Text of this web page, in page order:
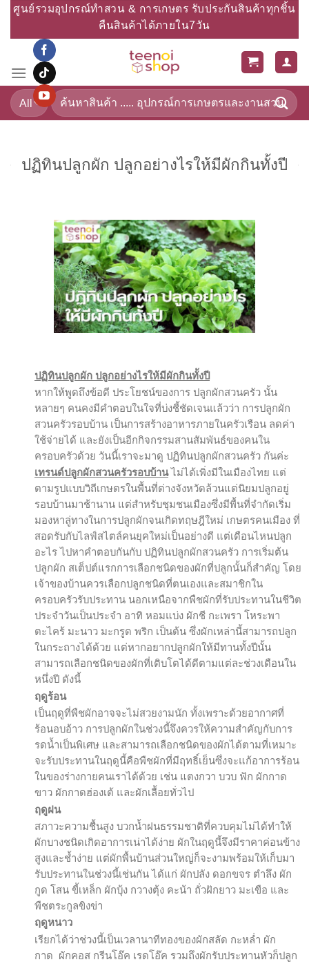
Skip
content
ศูนย์รวมอุปกรณ์ทำสวน & การเกษตร รับประกันสินค้าทุกชิ้น
คืนสินค้าได้ภายใน7วัน
ค้นหา:
ปฏิทินปลูกผัก ปลูกอย่างไรให้มีผักกินทั้งปี
ปฏิทินปลูกผัก ปลูกอย่างไรให้มีผักกินทั้งปี
หากให้พูดถึงข้อดี ประโยชน์ของการ ปลูกผักสวนครัว นั้น
หลายๆ คนคงมีคำตอบในใจที่บ่งชี้ชัดเจนแล้วว่า การปลูกผัก
สวนครัวรอบบ้าน เป็นการสร้างอาหารภายในครัวเรือน ลดค่า
ใช้จ่ายได้ และยังเป็นอีกกิจกรรมสานสัมพันธ์ของคนใน
ครอบครัวด้วย วันนี้เราจะมาดู ปฏิทินปลูกผักสวนครัว กันค่ะ
เทรนด์ปลูกผักสวนครัวรอบบ้านไม่ได้เพิ่งมีในเมืองไทย แต่
ตามรูปแบบวิถีเกษตรในพื้นที่ต่างจังหวัดล้วนแต่นิยมปลูกอยู่
รอบบ้านมาช้านาน แต่สำหรับชุมชนเมืองซึ่งมีพื้นที่จำกัดเริ่ม
มองหาลู่ทางในการปลูกผักจนเกิดทฤษฎีใหม่ เกษตรคนเมือง ที่
สอดรับกับไลฟ์สไตล์คนยุคใหม่เป็นอย่างดี แต่เดือนไหนปลูก
อะไร ไปหาคำตอบกันกับ ปฏิทินปลูกผักสวนครัว การเริ่มต้น
ปลูกผัก สเต็ปต์แรกการเลือกชนิดของผักที่ปลูกนั้นก็สำคัญ โดย
เจ้าของบ้านควรเลือกปลูกชนิดที่ตนเองและสมาชิกใน
ครอบครัวรับประทาน นอกเหนือจากพืชผักที่รับประทานในชีวิต
ประจำวันเป็นประจำ อาทิ หอมแบ่ง ผักชี กะเพรา โหระพา
ตะไคร้ มะนาว มะกรูด พริก เป็นต้น ซึ่งผักเหล่านี้สามารถปลูก
ในกระถางได้ด้วย แต่หากอยากปลูกผักให้มีทานทั้งปีนั้น
สามารถเลือกชนิดของผักที่เติบโตได้ดีตามแต่ละช่วงเดือนใน
หนึ่งปี ดังนี้
ฤดูร้อน
เป็นฤดูที่พืชผักอาจจะไม่สวยงามนัก ทั้งเพราะด้วยอากาศที่
ร้อนอบอ้าว การปลูกผักในช่วงนี้จึงควรให้ความสำคัญกับการ
รดน้ำเป็นพิเศษ และสามารถเลือกชนิดของผักได้ตามที่เหมาะ
จะรับประทานในฤดูนี้คือพืชผักที่มีฤทธิ์เย็นซึ่งจะแก้อาการร้อน
ในของร่างกายคนเราได้ด้วย เช่น แตงกวา บวบ ฟัก ผักกาด
ขาว ผักกาดฮ่องเต้ และผักเลื้อยทั่วไป
ฤดูฝน
สภาวะความชื้นสูง บวกน้ำฝนธรรมชาติที่ควบคุมไม่ได้ทำให้
ผักบางชนิดเกิดอาการเน่าได้ง่าย ผักในฤดูนี้จึงมีราคาค่อนข้าง
สูงและช้ำง่าย แต่ผักพื้นบ้านส่วนใหญ่ก็จะงามพร้อมให้เก็บมา
รับประทานในช่วงนี้เช่นกัน ได้แก่ ผักปลัง ดอกขจร ตำลึง ผัก
กูด โสน ขี้เหล็ก ผักบุ้ง กวางตุ้ง คะน้า ถั่วฝักยาว มะเขือ และ
พืชตระกูลขิงข่า
ฤดูหนาว
เรียกได้ว่าช่วงนี้เป็นเวลานาทีทองของผักสลัด กะหล่ำ ผัก
กาด ผักคอส กรีนโอ๊ค เรดโอ๊ค รวมถึงผักรับประทานหัวก็ปลูก